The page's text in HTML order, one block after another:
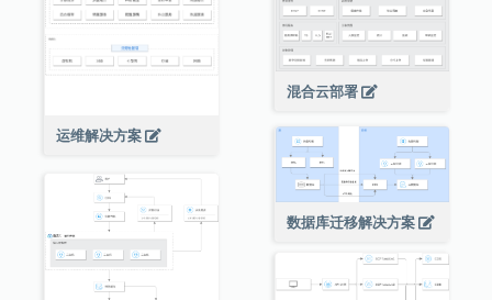
混合云部署
运维解决方案
数据库迁移解决方案